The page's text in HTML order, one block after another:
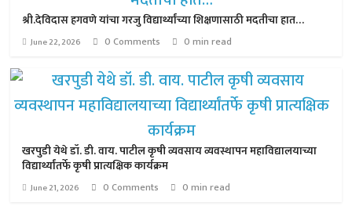
श्री.देविदास हगवणे यांचा गरजु विद्यार्थ्यांच्या शिक्षणासाठी मदतीचा हात…
June 22, 2026 0 Comments 0 min read
खरपुडी येथे डॉ. डी. वाय. पाटील कृषी व्यवसाय व्यवस्थापन महाविद्यालयाच्या
विद्यार्थ्यांतर्फे कृषी प्रात्यक्षिक कार्यक्रम
June 21, 2026 0 Comments 0 min read